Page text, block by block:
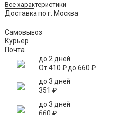
Все характеристики
Доставка по г. Москва
Самовывоз
Курьер
Почта
до 2 дней
От 410 ₽ до 660 ₽
до 3 дней
351 ₽
до 3 дней
660 ₽